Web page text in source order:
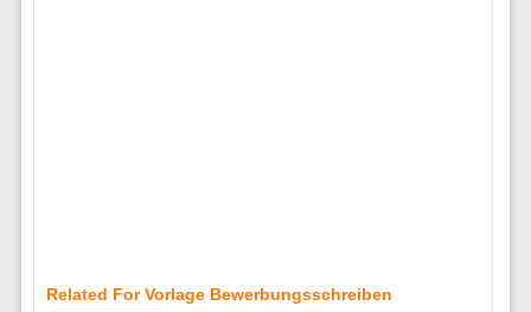
Related For Vorlage Bewerbungsschreiben